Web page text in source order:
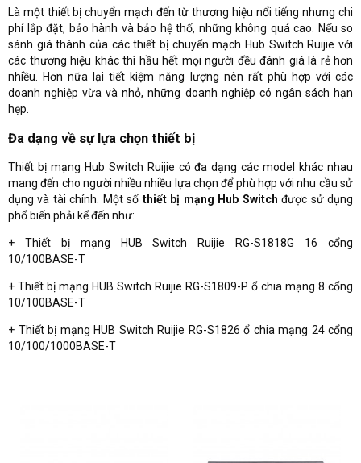
Là một thiết bị chuyển mạch đến từ thương hiệu nổi tiếng nhưng chi
phí lắp đặt, bảo hành và bảo hệ thố, những không quá cao. Nếu so
sánh giá thành của các thiết bị chuyển mạch Hub Switch Ruijie với
các thương hiệu khác thì hầu hết mọi người đều đánh giá là rẻ hơn
nhiều. Hơn nữa lại tiết kiệm năng lượng nên rất phù hợp với các
doanh nghiệp vừa và nhỏ, những doanh nghiệp có ngân sách hạn
hẹp.
Đa dạng về sự lựa chọn thiết bị
Thiết bị mạng Hub Switch Ruijie có đa dạng các model khác nhau
mang đến cho người nhiều nhiều lựa chọn để phù hợp với nhu cầu sử
dụng và tài chính. Một số thiết bị mạng Hub Switch được sử dụng
phổ biến phải kể đến như:
+ Thiết bị mạng HUB Switch Ruijie RG-S1818G 16 cổng
10/100BASE-T
+ Thiết bị mạng HUB Switch Ruijie RG-S1809-P ổ chia mạng 8 cổng
10/100BASE-T
+ Thiết bị mạng HUB Switch Ruijie RG-S1826 ổ chia mạng 24 cổng
10/100/1000BASE-T